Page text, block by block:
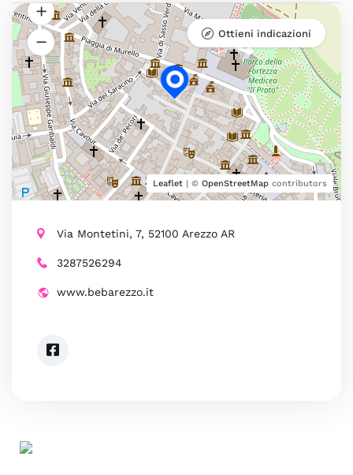
Leaflet | © OpenStreetMap contributors
Ottieni indicazioni
Via Montetini, 7, 52100 Arezzo AR
3287526294
www.bebarezzo.it